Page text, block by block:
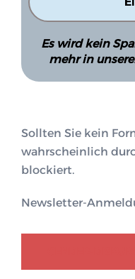
Es wird kein
mehr in
Sollten Sie kein
wahrscheinlich
blockiert.
Newsletter-